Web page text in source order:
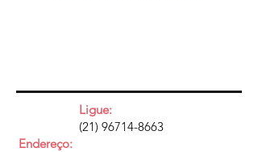
Ligue:
(21) 96714-8663
Endereço: